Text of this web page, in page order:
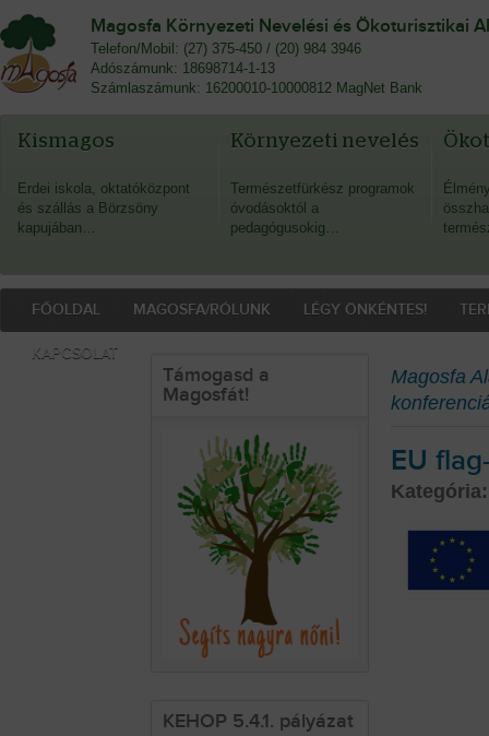
Magosfa Környezeti Nevelési és Ökoturisztikai
Telefon/Mobil: (27) 375-450 / (20) 984 3946
Adószámunk: 18698714-1-13
Számlaszámunk: 16200010-10000812 MagNet Bank
Kismagos
Erdei iskola, oktatóközpont
és szállás a Börzsöny
kapujában…
Környezeti nevelés
Természetfürkész programok
óvodásoktól a
pedagógusokig…
FŐOLDAL MAGOSFA/RÓLUNK LÉGY ÖNKÉNTES!
KAPCSOLAT
Támogasd a
Magosfát!
KEHOP 5.4.1. pályázat
Magosfa
EU